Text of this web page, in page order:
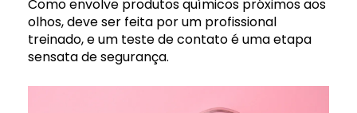
Como envolve produtos químicos próximos aos
olhos, deve ser feita por um profissional
treinado, e um teste de contato é uma etapa
sensata de segurança.